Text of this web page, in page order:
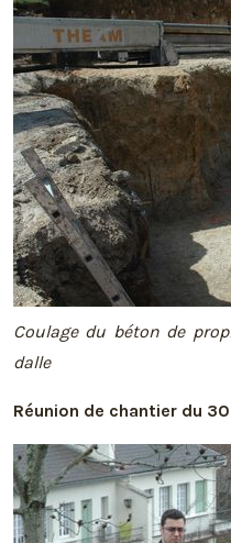
Coulage du béton de
dalle
Réunion de chantier du